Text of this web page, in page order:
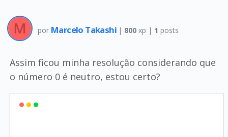
por Marcelo Takashi | 800 xp | 1 posts
Assim ficou minha resolução considerando que
o número 0 é neutro, estou certo?